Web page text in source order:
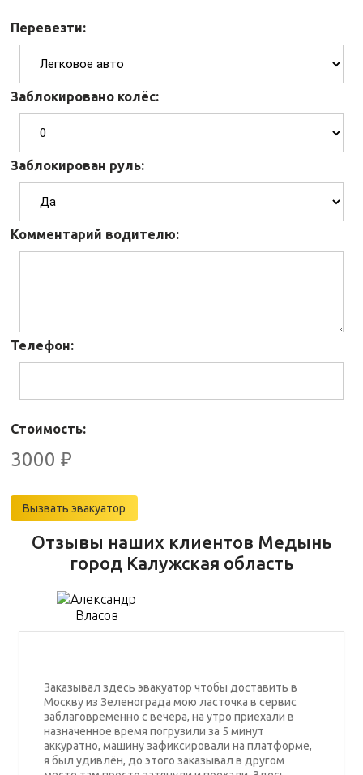
Перевезти:
Заблокировано колёс:
Заблокирован руль:
Комментарий водителю:
Телефон:
Стоимость:
3000 ₽
Вызвать эвакуатор
Отзывы наших клиентов Медынь
город Калужская область
Заказывал здесь эвакуатор чтобы доставить в
Москву из Зеленограда мою ласточка в сервис
заблаговременно с вечера, на утро приехали в
назначенное время погрузили за 5 минут
аккуратно, машину зафиксировали на платформе,
я был удивлён, до этого заказывал в другом